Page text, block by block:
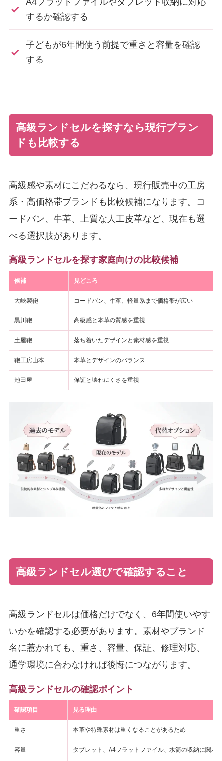
A4フラットファイルやタブレット収納に対応
するか確認する
子どもが6年間使う前提で重さと容量を確認
する
高級ランドセルを探すなら現行ブラン
ドも比較する
高級感や素材にこだわるなら、現行販売中の工房
系・高価格帯ブランドも比較候補になります。コ
ードバン、牛革、上質な人工皮革など、現在も選
べる選択肢があります。
高級ランドセルを探す家庭向けの比較候補
候補 見どころ
大峽製鞄 コードバン、牛革、軽量系まで価格帯が広い
黒川鞄 高級感と本革の質感を重視
土屋鞄 落ち着いたデザインと素材感を重視
鞄工房山本 本革とデザインのバランス
池田屋 保証と壊れにくさを重視
高級ランドセル選びで確認すること
高級ランドセルは価格だけでなく、6年間使いやす
いかを確認する必要があります。素材やブランド
名に惹かれても、重さ、容量、保証、修理対応、
通学環境に合わなければ後悔につながります。
高級ランドセルの確認ポイント
確認項目 見る理由
重さ 本革や特殊素材は重くなることがあるため
容量 タブレット、A4フラットファイル、水筒の収納に関わ